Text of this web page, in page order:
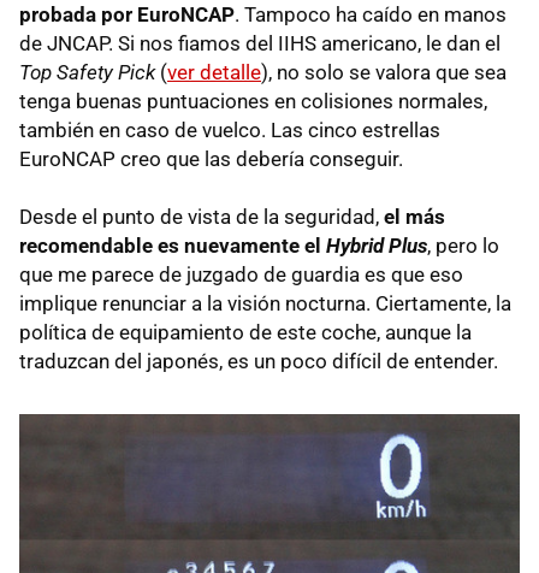
probada por EuroNCAP. Tampoco ha caído en manos
de JNCAP. Si nos fiamos del IIHS americano, le dan el
Top Safety Pick(ver detalle), no solo se valora que sea
tenga buenas puntuaciones en colisiones normales,
también en caso de vuelco. Las cinco estrellas
EuroNCAP creo que las debería conseguir.
Desde el punto de vista de la seguridad, el más
recomendable es nuevamente el Hybrid Plus, pero lo
que me parece de juzgado de guardia es que eso
implique renunciar a la visión nocturna. Ciertamente, la
política de equipamiento de este coche, aunque la
traduzcan del japonés, es un poco difícil de entender.